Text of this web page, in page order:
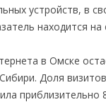
устройств, в
находится на
в Омске
Доля
приблизительно